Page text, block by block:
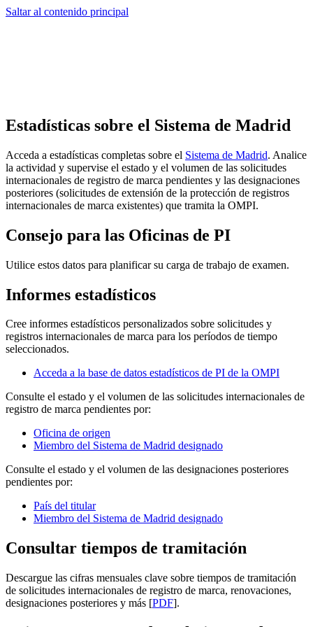
Saltar al contenido principal
Estadísticas sobre el Sistema de Madrid
Acceda a estadísticas completas sobre el Sistema de Madrid. Analice
la actividad y supervise el estado y el volumen de las solicitudes
internacionales de registro de marca pendientes y las designaciones
posteriores (solicitudes de extensión de la protección de registros
internacionales de marca existentes) que tramita la OMPI.
Consejo para las Oficinas de PI
Utilice estos datos para planificar su carga de trabajo de examen.
Informes estadísticos
Cree informes estadísticos personalizados sobre solicitudes y
registros internacionales de marca para los períodos de tiempo
seleccionados.
Acceda a la base de datos estadísticos de PI de la OMPI
Consulte el estado y el volumen de las solicitudes internacionales de
registro de marca pendientes por:
Oficina de origen
Miembro del Sistema de Madrid designado
Consulte el estado y el volumen de las designaciones posteriores
pendientes por:
País del titular
Miembro del Sistema de Madrid designado
Consultar tiempos de tramitación
Descargue las cifras mensuales clave sobre tiempos de tramitación
de solicitudes internacionales de registro de marca, renovaciones,
designaciones posteriores y más [PDF].